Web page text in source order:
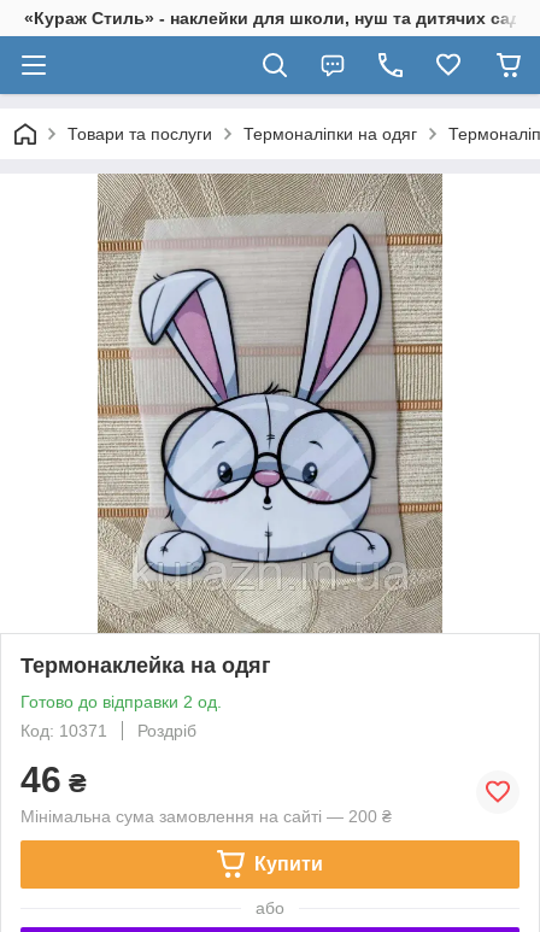
«Кураж Стиль» - наклейки для школи, нуш та дитячих
Товари та послуги Термоналіпки на одяг
Термонаклейка на одяг
Готово до відправки 2 од.
Код: 10371
Роздріб
46 ₴
Мінімальна сума замовлення на сайті — 200 ₴
Купити
або